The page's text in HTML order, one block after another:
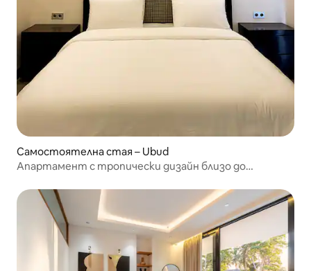
Самостоятелна стая – Ubud
Апартамент с тропически дизайн близо до